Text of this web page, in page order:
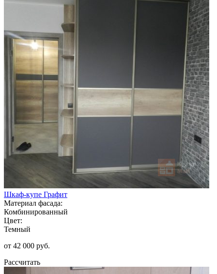
Шкаф-купе Графит
Материал фасада:
Комбинированный
Цвет:
Темный
от 42 000 руб.
Рассчитать